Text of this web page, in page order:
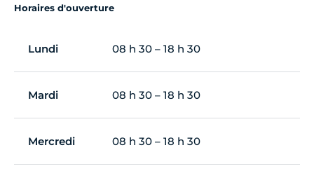
Horaires d'ouverture
Lundi 08 h 30 – 18 h 30
Mardi 08 h 30 – 18 h 30
Mercredi 08 h 30 – 18 h 30